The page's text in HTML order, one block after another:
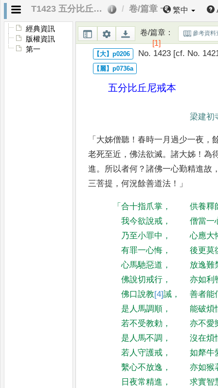
T1423 五分比丘尼戒本 卷/篇章 一 繁中
經典資訊
版權資訊
第一
卷/篇章：
[1]
參考資料
No. 1423 [cf. No.
五分比丘尼戒本
梁建初
「 大姊僧聽 ！春時一月過少一夜 ，
老死至近 ，佛法欲滅。諸大姊 ！為
進。 所以者何 ？諸佛一心勤精進故
三菩提 ，何況餘善道法 ！」
「合十指爪掌 ，
供養釋
我今欲說戒 ，
僧當一
乃至小罪中 ，
心應大
有罪一心悔 ，
後更莫
心馬馳惡道 ，
放逸難
佛說切戒行 ，
亦如利
佛口說教[4]誡 ，
善者能
是人馬調順 ，
能破煩
若不受教勅 ，
亦不愛
是人馬不調 ，
沒在煩
若人守護戒 ，
如犛牛
繫心不放逸 ，
亦如猴
日夜常精進 ，
求實智